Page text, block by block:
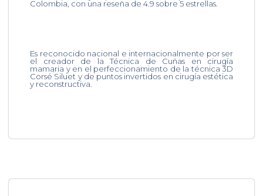
Colombia, con una reseña de 4.9 sobre 5 estrellas.
Es reconocido nacional e internacionalmente por ser
el creador de la Técnica de Cuñas en cirugía
mamaria y en el perfeccionamiento de la técnica 3D
Corsé Siluet y de puntos invertidos en cirugía estética
y reconstructiva.